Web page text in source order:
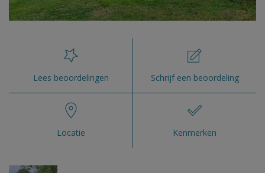
Lees beoordelingen Schrijf een beoordeling
Locatie Kenmerken